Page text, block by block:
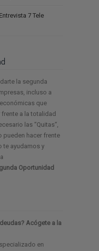
7 Tele
la segunda
incluso a
que
a la totalidad
las “Quitas“,
pueden hacer frente
te ayudamos y
Oportunidad
Acógete a la
en